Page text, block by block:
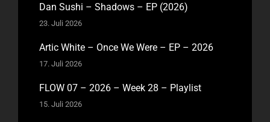
Dan Sushi – Shadows – EP (2026)
23. Juli 2026
Artic White – Once We Were – EP – 2026
17. Juli 2026
FLOW 07 – 2026 – Week 28 – Playlist
15. Juli 2026